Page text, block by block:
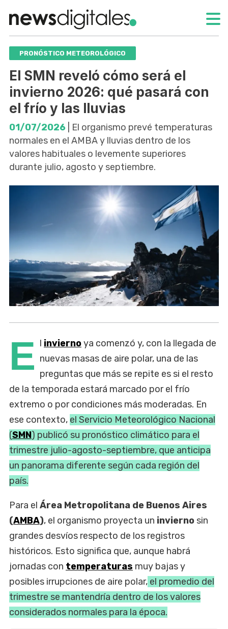
PRONÓSTICO METEOROLÓGICO
El SMN reveló cómo será el
invierno 2026: qué pasará con
el frío y las lluvias
01/07/2026 | El organismo prevé temperaturas
normales en el AMBA y lluvias dentro de los
valores habituales o levemente superiores
durante julio, agosto y septiembre.
E l inviernoya comenzó y, con la llegada de
nuevas masas de aire polar, una de las
preguntas que más se repite es si el resto
de la temporada estará marcado por el frío
extremo o por condiciones más moderadas. En
ese contexto, el Servicio Meteorológico Nacional
(SMN) publicó su pronóstico climático para el
trimestre julio-agosto-septiembre, que anticipa
un panorama diferente según cada región del
país.
Para el Área Metropolitana de Buenos Aires
(AMBA), el organismo proyecta un invierno sin
grandes desvíos respecto de los registros
históricos. Esto significa que, aunque habrá
jornadas con temperaturas muy bajas y
posibles irrupciones de aire polar, el promedio del
trimestre se mantendría dentro de los valores
considerados normales para la época.